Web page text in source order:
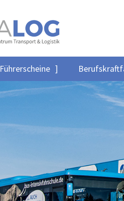
Führerscheine